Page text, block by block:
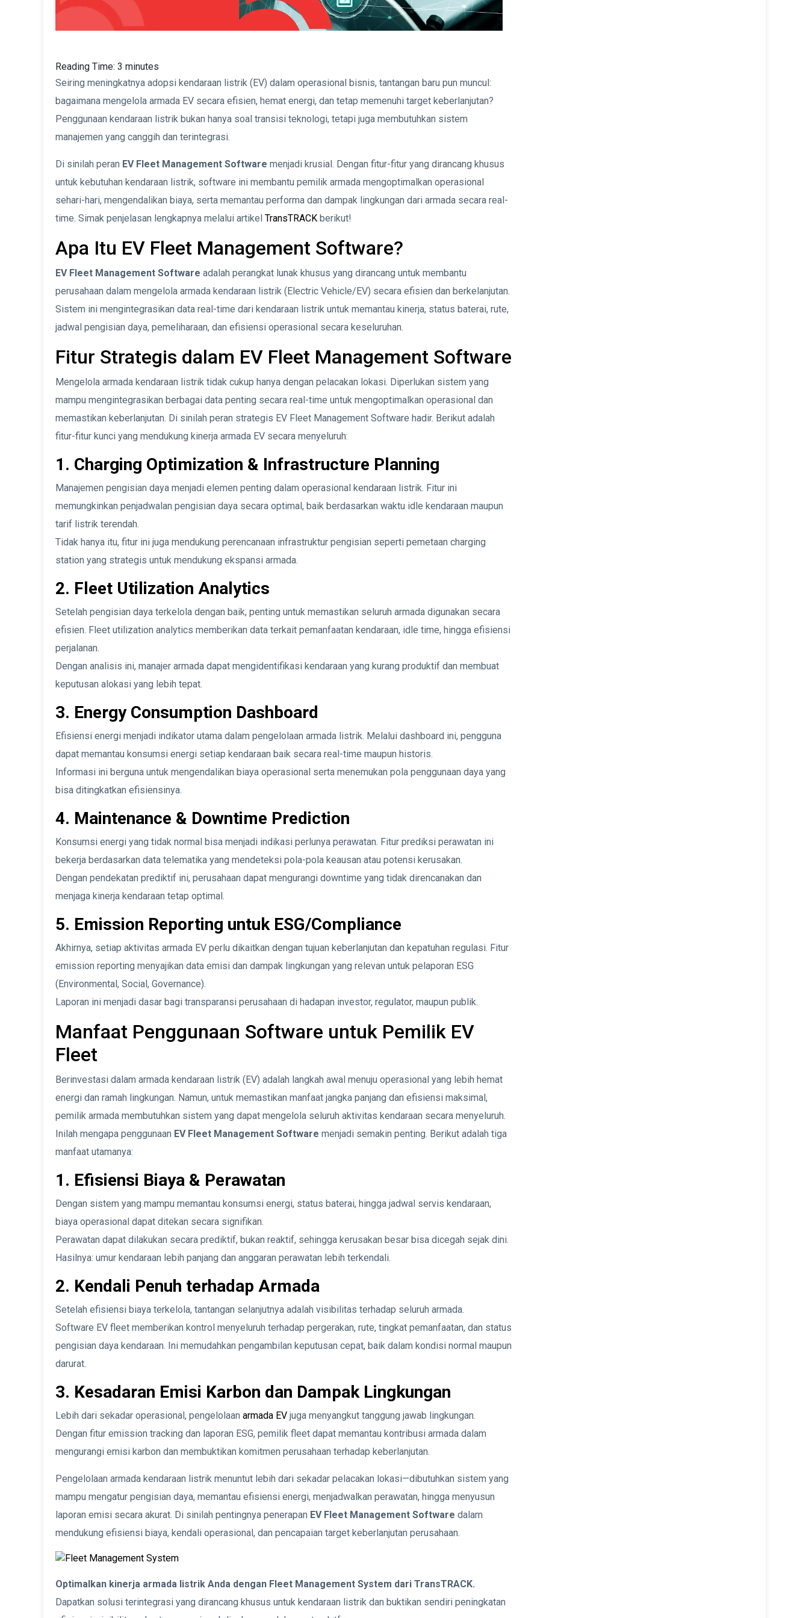
Reading Time: 3 minutes
Seiring meningkatnya adopsi kendaraan listrik (EV) dalam operasional bisnis, tantangan baru pun muncul:
bagaimana mengelola armada EV secara efisien, hemat energi, dan tetap memenuhi target keberlanjutan?
Penggunaan kendaraan listrik bukan hanya soal transisi teknologi, tetapi juga membutuhkan sistem
manajemen yang canggih dan terintegrasi.
Di sinilah peran EV Fleet Management Software menjadi krusial. Dengan fitur-fitur yang dirancang khusus
untuk kebutuhan kendaraan listrik, software ini membantu pemilik armada mengoptimalkan operasional
sehari-hari, mengendalikan biaya, serta memantau performa dan dampak lingkungan dari armada secara real-
time. Simak penjelasan lengkapnya melalui artikel TransTRACK berikut!
Apa Itu EV Fleet Management Software?
EV Fleet Management Software adalah perangkat lunak khusus yang dirancang untuk membantu
perusahaan dalam mengelola armada kendaraan listrik (Electric Vehicle/EV) secara efisien dan berkelanjutan.
Sistem ini mengintegrasikan data real-time dari kendaraan listrik untuk memantau kinerja, status baterai, rute,
jadwal pengisian daya, pemeliharaan, dan efisiensi operasional secara keseluruhan.
Fitur Strategis dalam EV Fleet Management Software
Mengelola armada kendaraan listrik tidak cukup hanya dengan pelacakan lokasi. Diperlukan sistem yang
mampu mengintegrasikan berbagai data penting secara real-time untuk mengoptimalkan operasional dan
memastikan keberlanjutan. Di sinilah peran strategis EV Fleet Management Software hadir. Berikut adalah
fitur-fitur kunci yang mendukung kinerja armada EV secara menyeluruh:
1. Charging Optimization & Infrastructure Planning
Manajemen pengisian daya menjadi elemen penting dalam operasional kendaraan listrik. Fitur ini
memungkinkan penjadwalan pengisian daya secara optimal, baik berdasarkan waktu idle kendaraan maupun
tarif listrik terendah.
Tidak hanya itu, fitur ini juga mendukung perencanaan infrastruktur pengisian seperti pemetaan charging
station yang strategis untuk mendukung ekspansi armada.
2. Fleet Utilization Analytics
Setelah pengisian daya terkelola dengan baik, penting untuk memastikan seluruh armada digunakan secara
efisien. Fleet utilization analytics memberikan data terkait pemanfaatan kendaraan, idle time, hingga efisiensi
perjalanan.
Dengan analisis ini, manajer armada dapat mengidentifikasi kendaraan yang kurang produktif dan membuat
keputusan alokasi yang lebih tepat.
3. Energy Consumption Dashboard
Efisiensi energi menjadi indikator utama dalam pengelolaan armada listrik. Melalui dashboard ini, pengguna
dapat memantau konsumsi energi setiap kendaraan baik secara real-time maupun historis.
Informasi ini berguna untuk mengendalikan biaya operasional serta menemukan pola penggunaan daya yang
bisa ditingkatkan efisiensinya.
4. Maintenance & Downtime Prediction
Konsumsi energi yang tidak normal bisa menjadi indikasi perlunya perawatan. Fitur prediksi perawatan ini
bekerja berdasarkan data telematika yang mendeteksi pola-pola keausan atau potensi kerusakan.
Dengan pendekatan prediktif ini, perusahaan dapat mengurangi downtime yang tidak direncanakan dan
menjaga kinerja kendaraan tetap optimal.
5. Emission Reporting untuk ESG/Compliance
Akhirnya, setiap aktivitas armada EV perlu dikaitkan dengan tujuan keberlanjutan dan kepatuhan regulasi. Fitur
emission reporting menyajikan data emisi dan dampak lingkungan yang relevan untuk pelaporan ESG
(Environmental, Social, Governance).
Laporan ini menjadi dasar bagi transparansi perusahaan di hadapan investor, regulator, maupun publik.
Manfaat Penggunaan Software untuk Pemilik EV
Fleet
Berinvestasi dalam armada kendaraan listrik (EV) adalah langkah awal menuju operasional yang lebih hemat
energi dan ramah lingkungan. Namun, untuk memastikan manfaat jangka panjang dan efisiensi maksimal,
pemilik armada membutuhkan sistem yang dapat mengelola seluruh aktivitas kendaraan secara menyeluruh.
Inilah mengapa penggunaan EV Fleet Management Software menjadi semakin penting. Berikut adalah tiga
manfaat utamanya:
1. Efisiensi Biaya & Perawatan
Dengan sistem yang mampu memantau konsumsi energi, status baterai, hingga jadwal servis kendaraan,
biaya operasional dapat ditekan secara signifikan.
Perawatan dapat dilakukan secara prediktif, bukan reaktif, sehingga kerusakan besar bisa dicegah sejak dini.
Hasilnya: umur kendaraan lebih panjang dan anggaran perawatan lebih terkendali.
2. Kendali Penuh terhadap Armada
Setelah efisiensi biaya terkelola, tantangan selanjutnya adalah visibilitas terhadap seluruh armada.
Software EV fleet memberikan kontrol menyeluruh terhadap pergerakan, rute, tingkat pemanfaatan, dan status
pengisian daya kendaraan. Ini memudahkan pengambilan keputusan cepat, baik dalam kondisi normal maupun
darurat.
3. Kesadaran Emisi Karbon dan Dampak Lingkungan
Lebih dari sekadar operasional, pengelolaan armada EV juga menyangkut tanggung jawab lingkungan.
Dengan fitur emission tracking dan laporan ESG, pemilik fleet dapat memantau kontribusi armada dalam
mengurangi emisi karbon dan membuktikan komitmen perusahaan terhadap keberlanjutan.
Pengelolaan armada kendaraan listrik menuntut lebih dari sekadar pelacakan lokasi—dibutuhkan sistem yang
mampu mengatur pengisian daya, memantau efisiensi energi, menjadwalkan perawatan, hingga menyusun
laporan emisi secara akurat. Di sinilah pentingnya penerapan EV Fleet Management Software dalam
mendukung efisiensi biaya, kendali operasional, dan pencapaian target keberlanjutan perusahaan.
Optimalkan kinerja armada listrik Anda dengan Fleet Management System dari TransTRACK.
Dapatkan solusi terintegrasi yang dirancang khusus untuk kendaraan listrik dan buktikan sendiri peningkatan